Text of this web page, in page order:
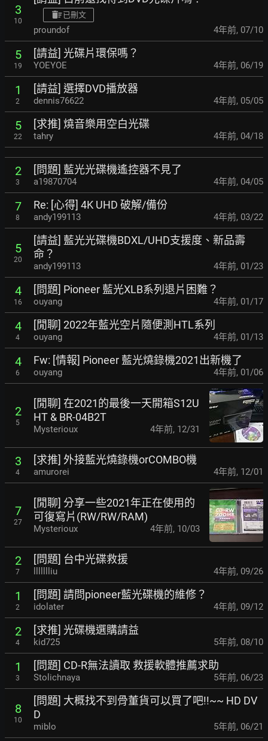
3
10
已刪文
proundof 4年前, 07/10
5
19
[請益] 光碟片環保嗎？
YOEYOE 4年前, 06/19
1
2
[請益] 選擇DVD播放器
dennis76622 4年前, 05/05
5
22
[求推] 燒音樂用空白光碟
tahry 4年前, 04/18
2
3
[問題] 藍光光碟機遙控器不見了
a19870704 4年前, 04/05
7
8
Re: [心得] 4K UHD 破解/備份
andy199113 4年前, 03/22
5
20
[請益] 藍光光碟機BDXL/UHD支援度、新品壽
命？
andy199113 4年前, 01/23
4
16
[問題] Pioneer 藍光XLB系列退片困難？
ouyang 4年前, 01/17
4
4
[閒聊] 2022年藍光空片隨便測HTL系列
ouyang 4年前, 01/13
4
6
Fw: [情報] Pioneer 藍光燒錄機2021出新機了
ouyang 4年前, 01/06
2
5
[閒聊] 在2021的最後一天開箱S12U
HT & BR-04B2T
Mysterioux 4年前, 12/31
3
4
[求推] 外接藍光燒錄機orCOMBO機
amurorei 4年前, 12/01
7
27
[閒聊] 分享一些2021年正在使用的
可復寫片(RW/RW/RAM)
Mysterioux 4年前, 10/03
2
7
[問題] 台中光碟救援
llllllliu 4年前, 09/26
1
2
[問題] 請問pioneer藍光碟機的維修？
idolater 4年前, 09/12
2
4
[求推] 光碟機選購請益
kid725 5年前, 08/10
1
3
[問題] CD-R無法讀取 救援軟體推薦求助
Stolichnaya 5年前, 06/23
8
10
[問題] 大概找不到骨董貨可以買了吧!!~~ HD DV
D
miblo 5年前, 06/21